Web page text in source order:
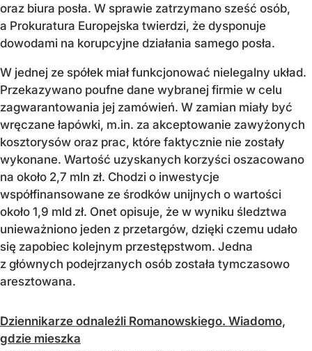
oraz biura posła. W sprawie zatrzymano sześć osób,
a Prokuratura Europejska twierdzi, że dysponuje
dowodami na korupcyjne działania samego posła.
W jednej ze spółek miał funkcjonować nielegalny układ.
Przekazywano poufne dane wybranej firmie w celu
zagwarantowania jej zamówień. W zamian miały być
wręczane łapówki, m.in. za akceptowanie zawyżonych
kosztorysów oraz prac, które faktycznie nie zostały
wykonane. Wartość uzyskanych korzyści oszacowano
na około 2,7 mln zł. Chodzi o inwestycje
współfinansowane ze środków unijnych o wartości
około 1,9 mld zł. Onet opisuje, że w wyniku śledztwa
unieważniono jeden z przetargów, dzięki czemu udało
się zapobiec kolejnym przestępstwom. Jedna
z głównych podejrzanych osób została tymczasowo
aresztowana.
Dziennikarze odnaleźli Romanowskiego. Wiadomo,
gdzie mieszka